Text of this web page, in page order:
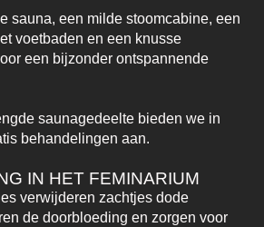
sauna, een milde stoomcabine, een
voetbaden en een knusse
een bijzonder ontspannende
saunagedeelte bieden we in
behandelingen aan.
IN HET FEMINARIUM
verwijderen zachtjes dode
de doorbloeding en zorgen voor